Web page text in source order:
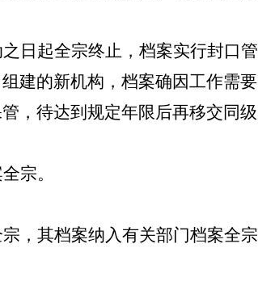
日起全宗终止，档案实行封口管
建的新机构，档案确因工作需要
，待达到规定年限后再移交同级
宗。
，其档案纳入有关部门档案全宗